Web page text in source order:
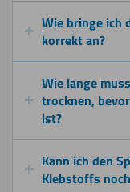
Wie bringe ich
korrekt an?
Wie lange
trocknen,
ist?
Kann ich den
Klebstoffs